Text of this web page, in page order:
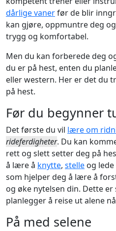
dårlige vanerfør de blir
kan gjøre, oppmuntre deg og
trygg og komfortabel.
Men du kan forberede deg
du er på hest, enten du
eller western. Her er det du
på hest.
Før du begynner
Det første du vil lære om
rideferdigheter. Du kan
rett og slett setter deg på
å lære å knytte, stelle og
som hjelper deg å lære å
og øke nytelsen din. Dette
planlegger å reise ut alene
På med selene